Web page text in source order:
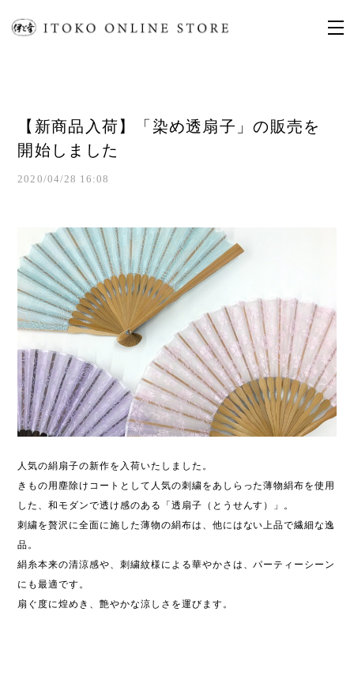
【新商品入荷】「染め透扇子」の販売を
開始しました
2020/04/28 16:08
人気の絹扇子の新作を入荷いたしました。
きもの用塵除けコートとして人気の刺繍をあしらった薄物絹布を使用
した、和モダンで透け感のある「透扇子（とうせんす）」。
刺繍を贅沢に全面に施した薄物の絹布は、他にはない上品で繊細な逸
品。
絹糸本来の清涼感や、刺繍紋様による華やかさは、パーティーシーン
にも最適です。
扇ぐ度に煌めき、艶やかな涼しさを運びます。